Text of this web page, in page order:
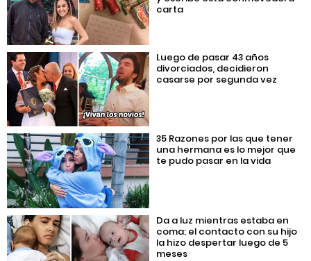
carta
Luego de pasar 43 años
divorciados, decidieron
casarse por segunda vez
35 Razones por las que tener
una hermana es lo mejor que
te pudo pasar en la vida
Da a luz mientras estaba en
coma; el contacto con su hijo
la hizo despertar luego de 5
meses